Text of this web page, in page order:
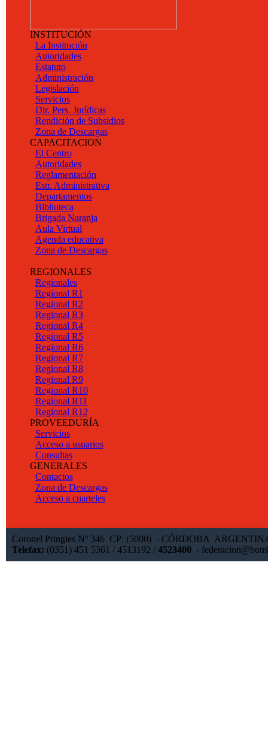
INSTITUCIÓN
La Institución
Autoridades
Estatuto
Administración
Legislación
Servicios
Dir. Pers. Jurídicas
Rendición de Subsidios
Zona de Descargas
CAPACITACION
El Centro
Autoridades
Reglamentación
Estr. Administrativa
Departamentos
Biblioteca
Brigada Naranja
Aula Virtual
Agenda educativa
Zona de Descargas
REGIONALES
Regionales
Regional R1
Regional R2
Regional R3
Regional R4
Regional R5
Regional R6
Regional R7
Regional R8
Regional R9
Regional R10
Regional R11
Regional R12
PROVEEDURÍA
Servicios
Acceso a usuarios
Consultas
GENERALES
Contactos
Zona de Descargas
Acceso a cuarteles
Coronel Pringles Nº 346 CP: (5000) - CÓRDOBA
Telefax: (0351) 451 5361 / 4513192 / 4523400-